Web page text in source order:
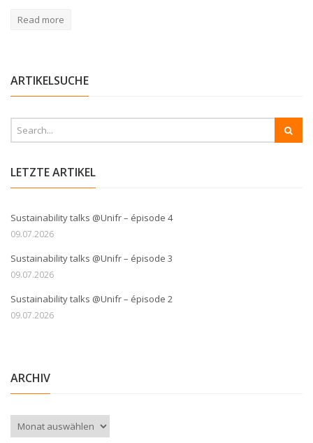
Read more
ARTIKELSUCHE
LETZTE ARTIKEL
Sustainability talks @Unifr – épisode 4
09.07.2026
Sustainability talks @Unifr – épisode 3
09.07.2026
Sustainability talks @Unifr – épisode 2
09.07.2026
ARCHIV
Archiv